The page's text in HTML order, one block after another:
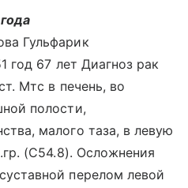
Гульфарик
год 67 лет Диагноз рак
Мтс в печень, во
полости,
малого таза, в левую
(С54.8). Осложнения
перелом левой